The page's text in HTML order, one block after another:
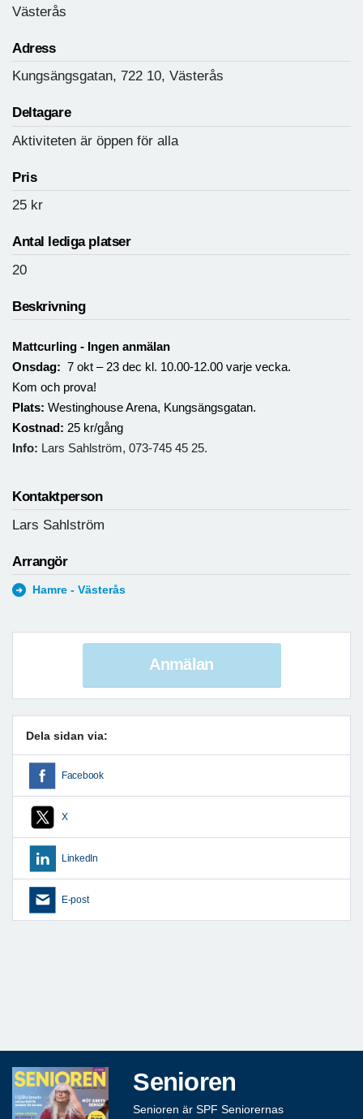
Västerås
Adress
Kungsängsgatan, 722 10, Västerås
Deltagare
Aktiviteten är öppen för alla
Pris
25 kr
Antal lediga platser
20
Beskrivning
Mattcurling - Ingen anmälan
Onsdag: 7 okt – 23 dec kl. 10.00-12.00 varje vecka.
Kom och prova!
Plats: Westinghouse Arena, Kungsängsgatan.
Kostnad: 25 kr/gång
Info: Lars Sahlström, 073-745 45 25.
Kontaktperson
Lars Sahlström
Arrangör
Hamre - Västerås
Anmälan
Dela sidan via:
Facebook
X
LinkedIn
E-post
Senioren
Senioren är SPF Seniorernas